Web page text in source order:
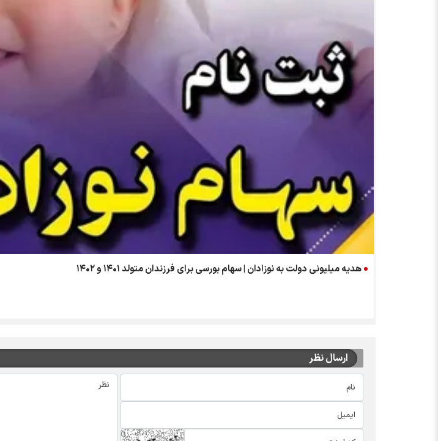
هدیه میلیونی دولت به نوزادان | سهام بورسی برای فرزندان متولد ۱۴۰۱ و ۱۴۰۲
ارسال نظر